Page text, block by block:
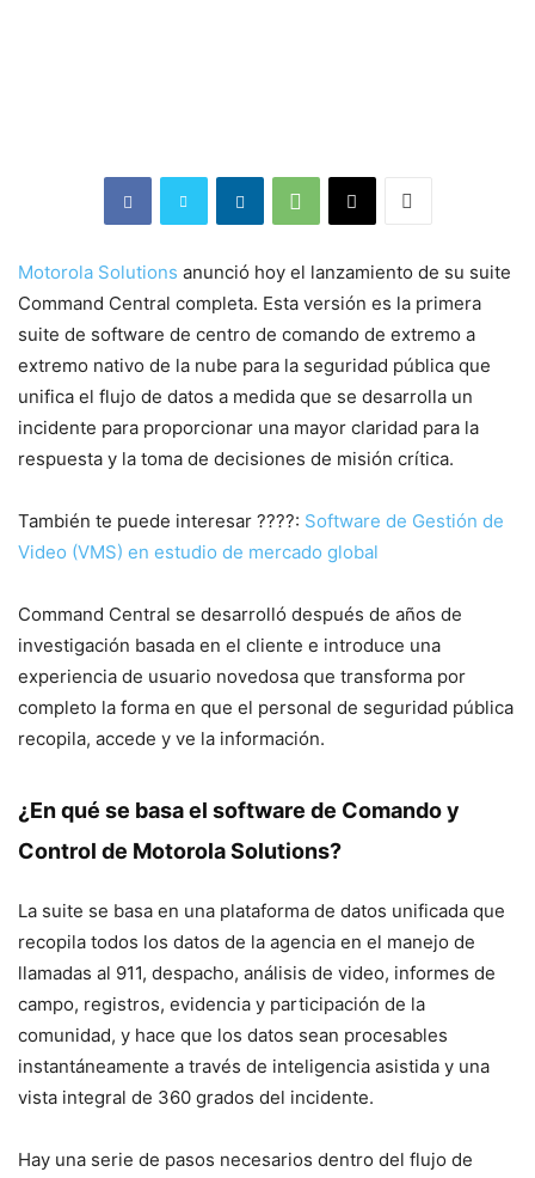
Motorola Solutions anunció hoy el lanzamiento de su suite
Command Central completa. Esta versión es la primera
suite de software de centro de comando de extremo a
extremo nativo de la nube para la seguridad pública que
unifica el flujo de datos a medida que se desarrolla un
incidente para proporcionar una mayor claridad para la
respuesta y la toma de decisiones de misión crítica.
También te puede interesar ????: Software de Gestión de
Video (VMS) en estudio de mercado global
Command Central se desarrolló después de años de
investigación basada en el cliente e introduce una
experiencia de usuario novedosa que transforma por
completo la forma en que el personal de seguridad pública
recopila, accede y ve la información.
¿En qué se basa el software de Comando y
Control de Motorola Solutions?
La suite se basa en una plataforma de datos unificada que
recopila todos los datos de la agencia en el manejo de
llamadas al 911, despacho, análisis de video, informes de
campo, registros, evidencia y participación de la
comunidad, y hace que los datos sean procesables
instantáneamente a través de inteligencia asistida y una
vista integral de 360 ​​grados del incidente.
Hay una serie de pasos necesarios dentro del flujo de